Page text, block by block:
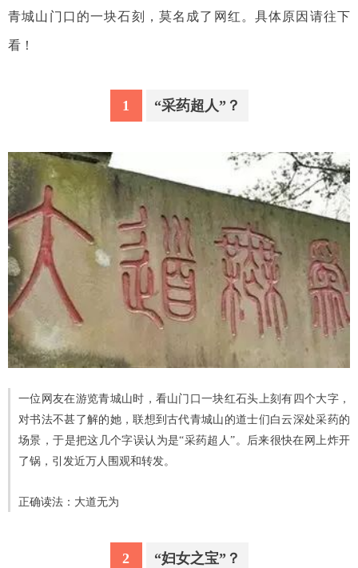
青城山门口的一块石刻，莫名成了网红。具体原因请往下
看！
1 “采药超人”？
一位网友在游览青城山时，看山门口一块红石头上刻有四个大字，
对书法不甚了解的她，联想到古代青城山的道士们白云深处采药的
场景，于是把这几个字误认为是“采药超人”。后来很快在网上炸开
了锅，引发近万人围观和转发。
正确读法：大道无为
2 “妇女之宝”？